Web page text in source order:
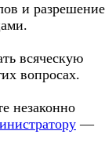
и разрешение
всяческую
вопросах.
незаконно
—